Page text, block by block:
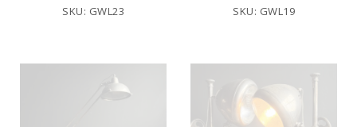
SKU: GWL23 SKU: GWL19